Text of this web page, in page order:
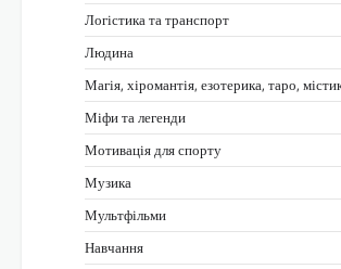
Логістика та транспорт
Людина
Магія, хіромантія, езотерика, таро,
Міфи та легенди
Мотивація для спорту
Музика
Мультфільми
Навчання